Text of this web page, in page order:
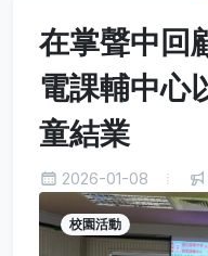
在掌聲中回
電課輔中心
童結業
2026-01-08
校園活動